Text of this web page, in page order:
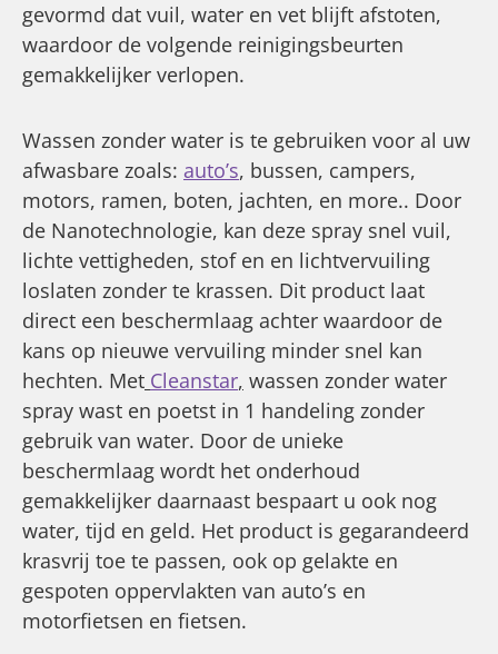
gevormd dat vuil, water en vet blijft afstoten,
waardoor de volgende reinigingsbeurten
gemakkelijker verlopen.
Wassen zonder water is te gebruiken voor al uw
afwasbare zoals: auto’s, bussen, campers,
motors, ramen, boten, jachten, en more.. Door
de Nanotechnologie, kan deze spray snel vuil,
lichte vettigheden, stof en en lichtvervuiling
loslaten zonder te krassen. Dit product laat
direct een beschermlaag achter waardoor de
kans op nieuwe vervuiling minder snel kan
hechten. Met Cleanstar, wassen zonder water
spray wast en poetst in 1 handeling zonder
gebruik van water. Door de unieke
beschermlaag wordt het onderhoud
gemakkelijker daarnaast bespaart u ook nog
water, tijd en geld. Het product is gegarandeerd
krasvrij toe te passen, ook op gelakte en
gespoten oppervlakten van auto’s en
motorfietsen en fietsen.